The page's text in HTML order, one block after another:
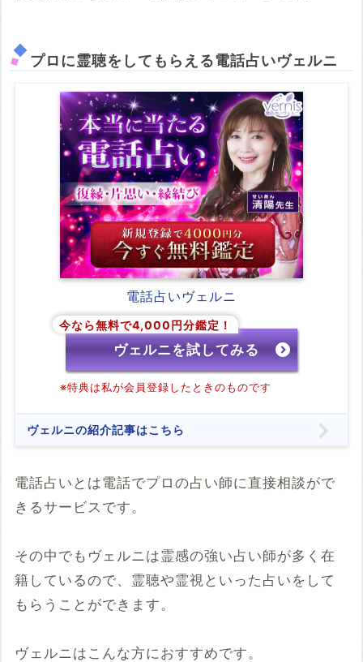
プロに霊聴をしてもらえる電話占いヴェルニ
電話占いヴェルニ
今なら無料で4,000円分鑑定！
ヴェルニを試してみる
※特典は私が会員登録したときのものです
ヴェルニの紹介記事はこちら
電話占いとは電話でプロの占い師に直接相談がで
きるサービスです。
その中でもヴェルニは霊感の強い占い師が多く在
籍しているので、霊聴や霊視といった占いをして
もらうことができます。
ヴェルニはこんな方におすすめです。